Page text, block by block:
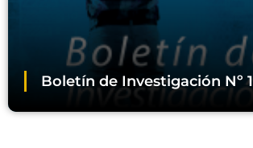
Boletín de Investigación Nº 1